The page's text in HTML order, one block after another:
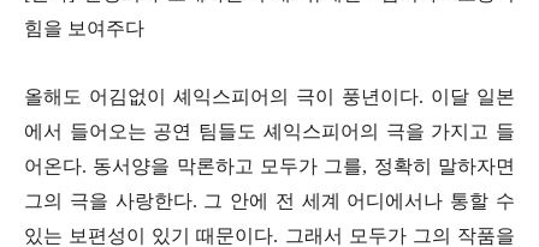
힘을 보여주다
올해도 어김없이 셰익스피어의 극이 풍년이다. 이달 일본
에서 들어오는 공연 팀들도 셰익스피어의 극을 가지고 들
어온다. 동서양을 막론하고 모두가 그를, 정확히 말하자면
그의 극을 사랑한다. 그 안에 전 세계 어디에서나 통할 수
있는 보편성이 있기 때문이다. 그래서 모두가 그의 작품을